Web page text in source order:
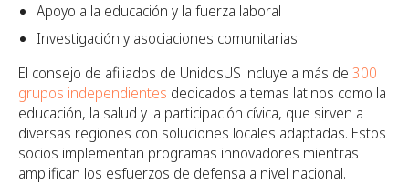
Apoyo a la educación y la fuerza laboral
Investigación y asociaciones comunitarias
El consejo de afiliados de UnidosUS incluye a más de 300
grupos independientes dedicados a temas latinos como la
educación, la salud y la participación cívica, que sirven a
diversas regiones con soluciones locales adaptadas. Estos
socios implementan programas innovadores mientras
amplifican los esfuerzos de defensa a nivel nacional.